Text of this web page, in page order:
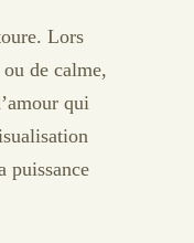
Lors
de calme,
qui
puissance